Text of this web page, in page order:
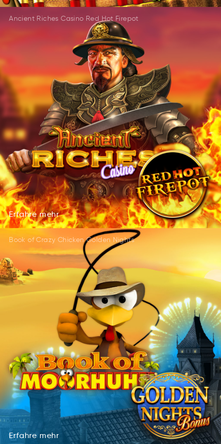
Ancient Riches Casino Red Hot Firepot
Erfahre
hrfEare
Erfahre
mehr
hrme
mehr
Book of Crazy Chicken Golden Nights
Erfahre
ahrfeEr
Erfahre
mehr
mehr